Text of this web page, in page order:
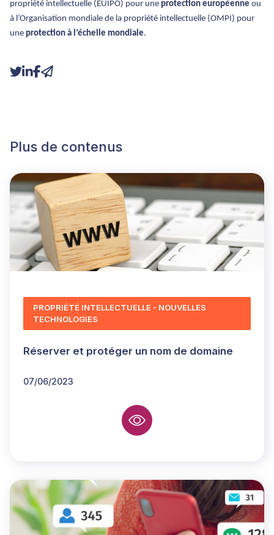
propriété intellectuelle (EUIPO) pour une protection européenne ou
à l’Organisation mondiale de la propriété intellectuelle (OMPI) pour
une protection à l’échelle mondiale.
Plus de contenus
Réserver et protéger un nom de domaine
07/06/2023
PROPRIÉTÉ INTELLECTUELLE - NOUVELLES
TECHNOLOGIES